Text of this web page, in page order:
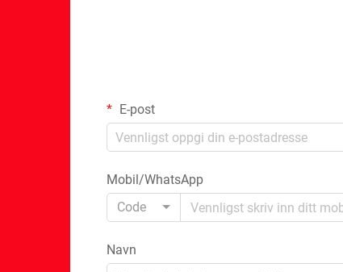
E-post
Mobil/WhatsApp
Code
Navn